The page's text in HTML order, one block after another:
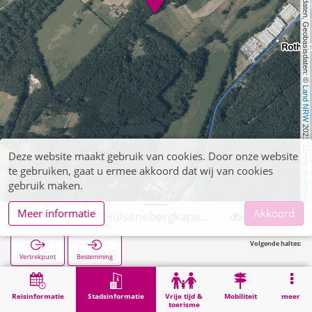
, Kartendaten, Geobasisdaten: ©
Land NRW
2021, Lizenz
dl-de/by-2-0
Reisinformatie Stadsinformatie
Vrije tijd &
toerisme
Mobiliteit meer
Vertrekpunt Bestemming
Volgende haltes:
Stadsinformatie Langerwehe, Hülsenebergkapelle
Deze website maakt gebruik van cookies. Door onze website
te gebruiken, gaat u ermee akkoord dat wij van cookies
gebruik maken.
Meer informatie
Akkoord